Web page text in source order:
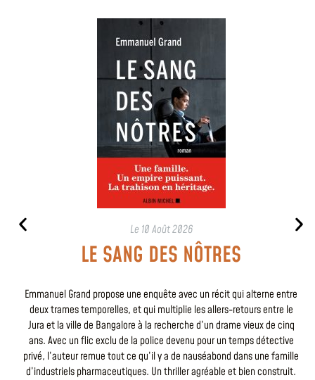
Le 10 Août 2026
LE SANG DES NÔTRES
Emmanuel Grand propose une enquête avec un récit qui alterne entre
deux trames temporelles, et qui multiplie les allers-retours entre le
Jura et la ville de Bangalore à la recherche d’un drame vieux de cinq
ans. Avec un flic exclu de la police devenu pour un temps détective
privé, l’auteur remue tout ce qu’il y a de nauséabond dans une famille
d’industriels pharmaceutiques. Un thriller agréable et bien construit.